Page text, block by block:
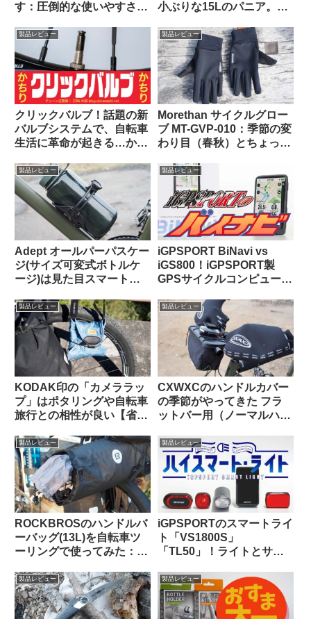
す：圧倒的な使いやすさと
い】
小ぶりな15Lのパニア。ど
い方に向いている？
製品レビュー
クリックバルブ！話題の新
バルブシステムで、自転車
生活に革命が起きる…か
製品レビュー
Morethan サイクルグロー
ブ MT-GVP-010：季節の変
わり目（春秋）とちょっと
製品レビュー
Adept オールパーパスケー
ジ(サイズ可変式ボトルケ
ージ)は見た目スマートで
【Bikase ABCケージとの
比較あり】
製品レビュー
iGPSPORT BiNavi vs
iGS800！iGPSPORT製
GPSサイクルコンピュータ
製品レビュー
KODAK印の「カメララッ
プ」はポタリングや自転車
旅行との相性が良い【省ス
水】
製品レビュー
CXWXCのハンドルカバー
の季節がやってきた フラ
ットバー用（ノーマルハン
で使ってみた
製品レビュー
ROCKBROSのハンドルバ
ーバッグ(13L)を自転車ツ
ーリングで使ってみた：機
あり使っていて気持ちが良
い
製品レビュー
iGPSPORTのスマートライ
ト「VS1800S」
「TL50」！ライトとサイ
揃えると、新しい扉が開く
かも！
製品レビュー 製品レビュー